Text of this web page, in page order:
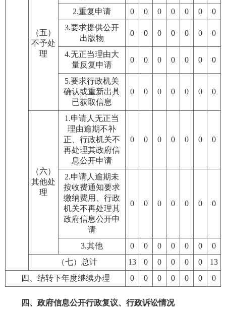
（五）
不予处
理
2.重复申请 0 0 0 0 0 0
0
3.要求提供公开
出版物
0 0 0 0 0 0 0
4.无正当理由大
量反复申请
0 0 0 0 0 0 0
5.要求行政机关
确认或重新出具
已获取信息
0 0 0 0 0 0 0
（六）
其他处
理
1.申请人无正当
理由逾期不补
正、行政机关不
再处理其政府信
息公开申请
0 0 0 0 0 0 0
2.申请人逾期未
按收费通知要求
缴纳费用、行政
机关不再处理其
政府信息公开申
请
0 0 0 0 0 0 0
3.其他 0 0 0 0 0 0
0
（七）总计
13 0 0 0 0 0
13
四、结转下年度继续办理
0 0 0 0 0 0 0
四、政府信息公开行政复议、行政诉讼情况